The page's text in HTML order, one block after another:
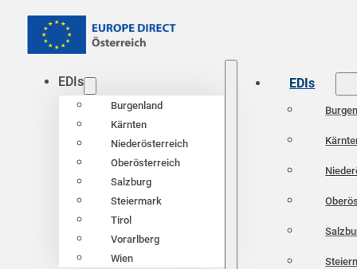
EDIs
Burgenland
Kärnten
Niederösterreich
Oberösterreich
Salzburg
Steiermark
Tirol
Vorarlberg
Wien
EDIs